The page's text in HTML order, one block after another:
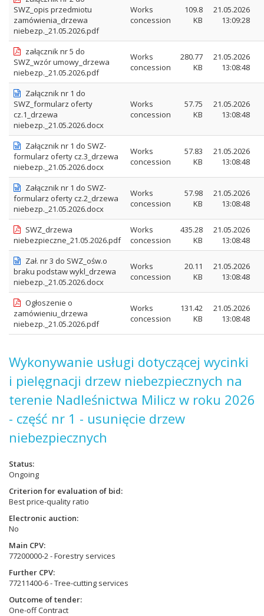
SWZ_opis przedmiotu
zamówienia_drzewa
niebezp._21.05.2026.pdf
Works
concession
109.8
KB
21.05.2026
13:09:28
załącznik nr 5 do
SWZ_wzór umowy_drzewa
niebezp._21.05.2026.pdf
Works
concession
280.77
KB
21.05.2026
13:08:48
Załącznik nr 1 do
SWZ_formularz oferty
cz.1_drzewa
niebezp._21.05.2026.docx
Works
concession
57.75
KB
21.05.2026
13:08:48
Załącznik nr 1 do SWZ-
formularz oferty cz.3_drzewa
niebezp._21.05.2026.docx
Works
concession
57.83
KB
21.05.2026
13:08:48
Załącznik nr 1 do SWZ-
formularz oferty cz.2_drzewa
niebezp._21.05.2026.docx
Works
concession
57.98
KB
21.05.2026
13:08:48
SWZ_drzewa
niebezpieczne_21.05.2026.pdf
Works
concession
435.28
KB
21.05.2026
13:08:48
Zał. nr 3 do SWZ_ośw.o
braku podstaw wykl_drzewa
niebezp._21.05.2026.docx
Works
concession
20.11
KB
21.05.2026
13:08:48
Ogłoszenie o
zamówieniu_drzewa
niebezp._21.05.2026.pdf
Works
concession
131.42
KB
21.05.2026
13:08:48
Wykonywanie usługi dotyczącej wycinki
i pielęgnacji drzew niebezpiecznych na
terenie Nadleśnictwa Milicz w roku 2026
- część nr 1 - usunięcie drzew
niebezpiecznych
Status
Ongoing
Criterion for evaluation of bid
Best price-quality ratio
Electronic auction
No
Main CPV
77200000-2 - Forestry services
Further CPV
77211400-6 - Tree-cutting services
Outcome of tender
One-off Contract